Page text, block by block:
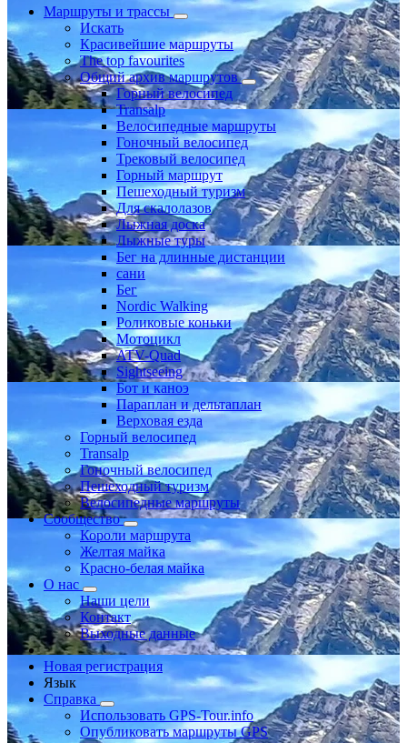
Маршруты и трассы
Искать
Красивейшие маршруты
The top favourites
Общий архив маршрутов
Горный велосипед
Transalp
Велосипедные маршруты
Гоночный велосипед
Трековый велосипед
Горный маршрут
Пешеходный туризм
Для скалолазов
Лыжная доска
Лыжные туры
Бег на длинные дистанции
сани
Бег
Nordic Walking
Роликовые коньки
Мотоцикл
ATV-Quad
Sightseeing
Бот и каноэ
Параплан и дельтаплан
Верховая езда
Горный велосипед
Transalp
Гоночный велосипед
Пешеходный туризм
Велосипедные маршруты
Сообщество
Короли маршрута
Желтая майка
Красно-белая майка
О нас
Наши цели
Контакт
Выходные данные
Новая регистрация
Язык
Справка
Использовать GPS-Tour.info
Опубликовать маршруты GPS